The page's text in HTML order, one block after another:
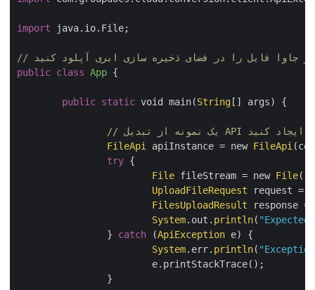
import java.io.File;
جاوا فایل را در فضای ذخیره سازی ابری آپلود کنید
public class App
public static void main(String [] args) {
FileApi apiInstance = new FileApi
try {
File fileStream = new File
UploadFileRequest request =
FilesUploadResult response
System.out.println (
		}
catch (ApiException e) {
System.err.println (
			e.printStackTrace();
		}